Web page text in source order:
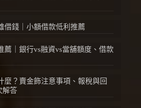
借錢｜小額借款低利推薦
薦｜銀行vs融資vs當舖額度、借款
麼？賣金飾注意事項、報稅與回
解答